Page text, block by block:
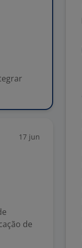
17 jun
de